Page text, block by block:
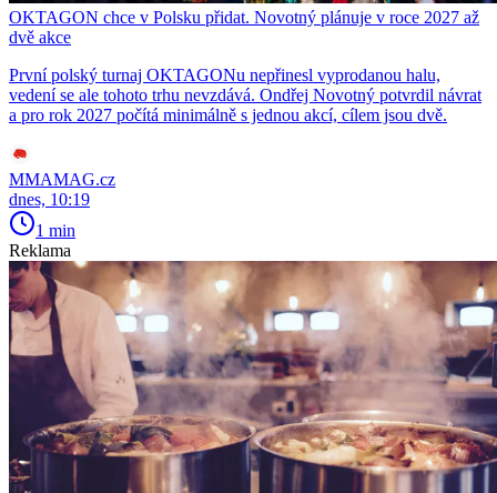
OKTAGON chce v Polsku přidat. Novotný plánuje v roce 2027 až
dvě akce
První polský turnaj OKTAGONu nepřinesl vyprodanou halu,
vedení se ale tohoto trhu nevzdává. Ondřej Novotný potvrdil návrat
a pro rok 2027 počítá minimálně s jednou akcí, cílem jsou dvě.
MMAMAG.cz
dnes, 10:19
1 min
Reklama